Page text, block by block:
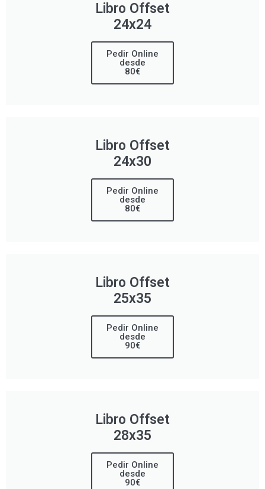
Libro Offset
24x24
Pedir Online
desde
80€
Libro Offset
24x30
Pedir Online
desde
80€
Libro Offset
25x35
Pedir Online
desde
90€
Libro Offset
28x35
Pedir Online
desde
90€